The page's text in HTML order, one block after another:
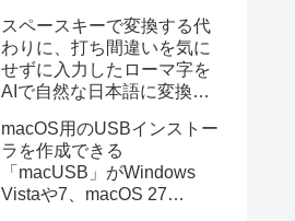
画の質問やAsk ChatGPT機
能を追加。
スペースキーで変換する代
わりに、打ち間違いを気に
せずに入力したローマ字を
AIで自然な日本語に変換し
力アプリ「Nospace」がリ
リース。
macOS用のUSBインストー
ラを作成できる
「macUSB」がWindows
Vistaや7、macOS 27